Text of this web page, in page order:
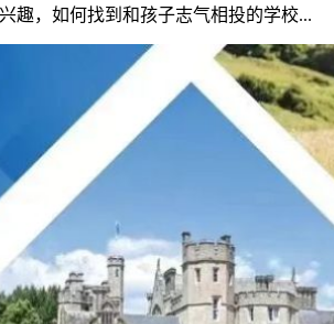
趣，如何找到和孩子志气相投的学校...